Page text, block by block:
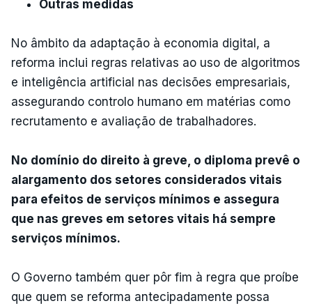
Outras medidas
No âmbito da adaptação à economia digital, a
reforma inclui regras relativas ao uso de algoritmos
e inteligência artificial nas decisões empresariais,
assegurando controlo humano em matérias como
recrutamento e avaliação de trabalhadores.
No domínio do direito à greve, o diploma prevê o
alargamento dos setores considerados vitais
para efeitos de serviços mínimos e assegura
que nas greves em setores vitais há sempre
serviços mínimos.
O Governo também quer pôr fim à regra que proíbe
que quem se reforma antecipadamente possa